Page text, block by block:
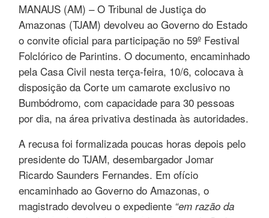
MANAUS (AM) – O Tribunal de Justiça do
Amazonas (TJAM) devolveu ao Governo do Estado
o convite oficial para participação no 59º Festival
Folclórico de Parintins. O documento, encaminhado
pela Casa Civil nesta terça-feira, 10/6, colocava à
disposição da Corte um camarote exclusivo no
Bumbódromo, com capacidade para 30 pessoas
por dia, na área privativa destinada às autoridades.
A recusa foi formalizada poucas horas depois pelo
presidente do TJAM, desembargador Jomar
Ricardo Saunders Fernandes. Em ofício
encaminhado ao Governo do Amazonas, o
magistrado devolveu o expediente “em razão da